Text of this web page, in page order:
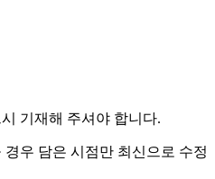
기재해 주셔야 합니다.
우 담은 시점만 최신으로 수정